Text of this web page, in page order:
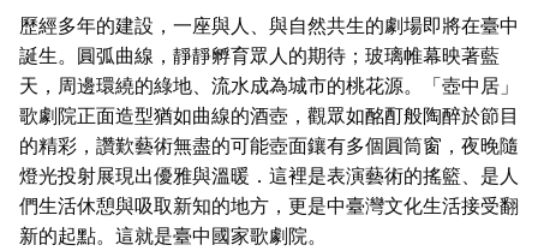
歷經多年的建設，一座與人、與自然共生的劇場即將在臺中
誕生。圓弧曲線，靜靜孵育眾人的期待；玻璃帷幕映著藍
天，周邊環繞的綠地、流水成為城市的桃花源。「壺中居」
歌劇院正面造型猶如曲線的酒壺，觀眾如酩酊般陶醉於節目
的精彩，讚歎藝術無盡的可能壺面鑲有多個圓筒窗，夜晚隨
燈光投射展現出優雅與溫暖．這裡是表演藝術的搖籃、是人
們生活休憩與吸取新知的地方，更是中臺灣文化生活接受翻
新的起點。這就是臺中國家歌劇院。